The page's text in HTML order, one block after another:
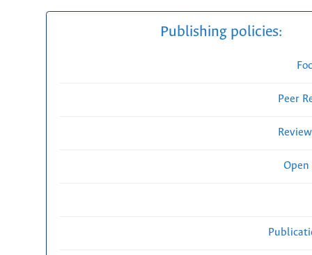
Publishing policies:
Peer
Open